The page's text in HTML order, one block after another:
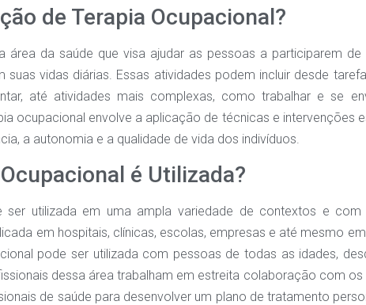
de Terapia Ocupacional?
área da saúde que visa ajudar as pessoas a participarem de
suas vidas diárias. Essas atividades podem incluir desde
até atividades mais complexas, como trabalhar e se
ocupacional envolve a aplicação de técnicas e intervenções
a autonomia e a qualidade de vida dos indivíduos.
é Utilizada?
ser utilizada em uma ampla variedade de contextos e com
em hospitais, clínicas, escolas, empresas e até mesmo
pode ser utilizada com pessoas de todas as idades,
dessa área trabalham em estreita colaboração com os
de saúde para desenvolver um plano de tratamento